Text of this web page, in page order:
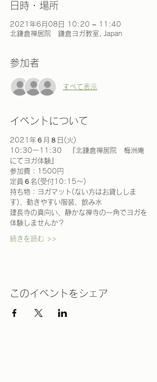
日時・場所
2021年6月08日 10:20 – 11:40
北鎌倉禅居院 鎌倉ヨガ教室, Japan
参加者
すべて表示
イベントについて
2021年６月８日(火)
10:30ー11:30　『北鎌倉禅居院　梅洲庵
にてヨガ体験』
参加費：1500円
定員６名(受付10:15～)
持ち物：ヨガマット(ない方はお貸ししま
す)、動きやすい服装、飲み水
建長寺の真向い、静かな禅寺の一角でヨガを
体験しませんか？
続きを読む >>
このイベントをシェア